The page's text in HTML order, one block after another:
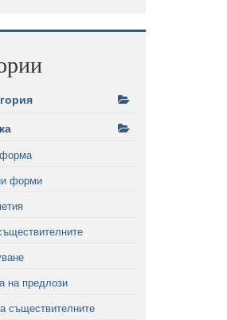
форми
на предлози
съществителните